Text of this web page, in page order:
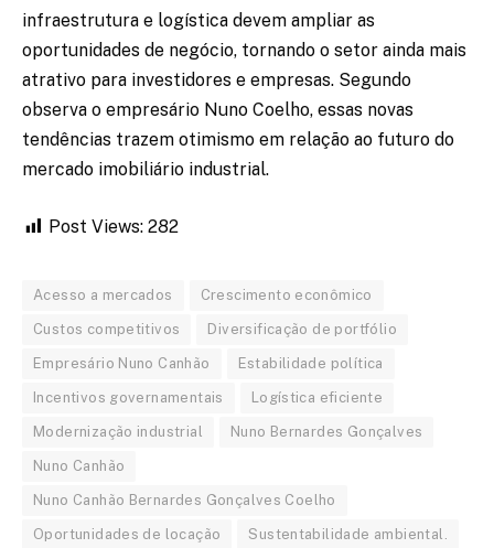
infraestrutura e logística devem ampliar as
oportunidades de negócio, tornando o setor ainda mais
atrativo para investidores e empresas. Segundo
observa o empresário Nuno Coelho, essas novas
tendências trazem otimismo em relação ao futuro do
mercado imobiliário industrial.
Post Views: 282
Acesso a mercados Crescimento econômico
Custos competitivos Diversificação de portfólio
Empresário Nuno Canhão Estabilidade política
Incentivos governamentais Logística eficiente
Modernização industrial Nuno Bernardes Gonçalves
Nuno Canhão
Nuno Canhão Bernardes Gonçalves Coelho
Oportunidades de locação Sustentabilidade ambiental.